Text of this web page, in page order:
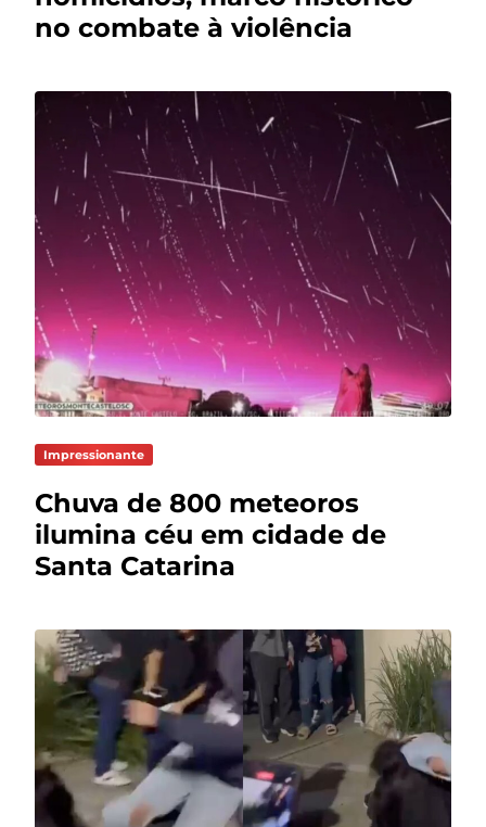
no combate à violência
Impressionante
Chuva de 800 meteoros
ilumina céu em cidade de
Santa Catarina